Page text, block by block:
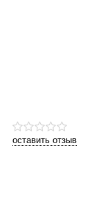
оставить отзыв